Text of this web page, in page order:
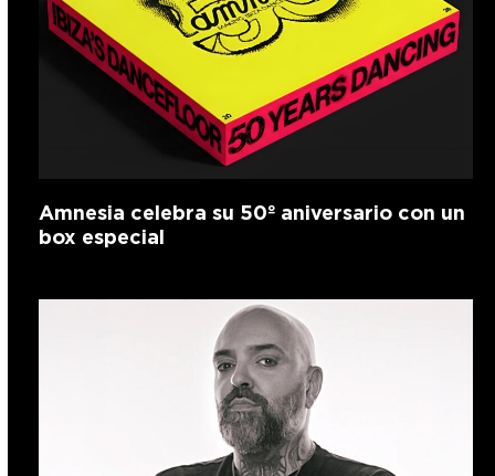
Amnesia celebra su 50º aniversario con un
box especial